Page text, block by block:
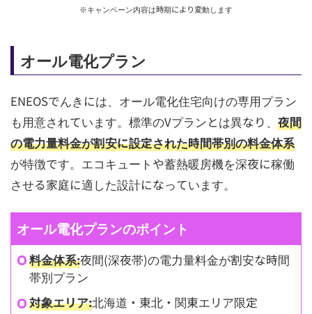
※キャンペーン内容は時期により変動します
オール電化プラン
ENEOSでんきには、オール電化住宅向けの専用プラン
も用意されています。標準のVプランとは異なり、 夜間
の電力量料金が割安に設定された時間帯別の料金体系
が特徴です。エコキュートや蓄熱暖房機を深夜に稼働
させる家庭に適した設計になっています。
オール電化プランのポイント
料金体系:夜間(深夜帯)の電力量料金が割安な時間
帯別プラン
対象エリア:北海道・東北・関東エリア限定